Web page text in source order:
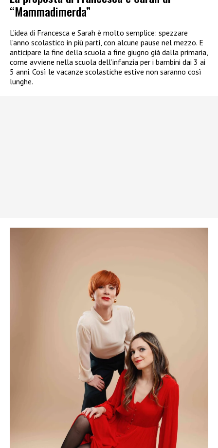
“Mammadimerda”
L’idea di Francesca e Sarah è molto semplice: spezzare
l’anno scolastico in più parti, con alcune pause nel mezzo. E
anticipare la fine della scuola a fine giugno già dalla primaria,
come avviene nella scuola dell’infanzia per i bambini dai 3 ai
5 anni. Così le vacanze scolastiche estive non saranno così
lunghe.